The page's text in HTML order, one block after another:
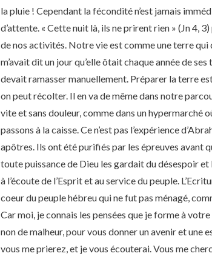
la pluie ! Cependant la fécondité n’est jamais
d’attente. « Cette nuit là, ils ne prirent rien » (Jn 4,
de nos activités. Notre vie est comme une terre
m’avait dit un jour qu’elle ôtait chaque année de
devait ramasser manuellement. Préparer la terre
on peut récolter. Il en va de même dans notre
vite et sans douleur, comme dans un hypermarché
passons à la caisse. Ce n’est pas l’expérience
apôtres. Ils ont été purifiés par les épreuves avant
toute puissance de Dieu les gardait du désespoir
à l’écoute de l’Esprit et au service du peuple.
coeur du peuple hébreu qui ne fut pas ménagé,
Car moi, je connais les pensées que je forme à
non de malheur, pour vous donner un avenir et une
vous me prierez, et je vous écouterai. Vous me